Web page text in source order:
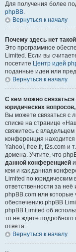
Для получения более
phpBB.
Вернуться к началу
Почему здесь нет
Это программное
Limited. Если вы
посетите Центр идей
поданные идеи или
Вернуться к началу
С кем можно связаться
юридических
Вы можете связаться с
списке на странице
свяжитесь с
конференция
Yahoo!, free.fr, f2s.com и
домена. Учтите, что
данной конференцией
кем и как данная
Limited по юридическим
ответственности за неё
phpBB.com или которые
обеспечению phpBB
phpBB Limited об
то не ждите
ответа.
Вернуться к началу